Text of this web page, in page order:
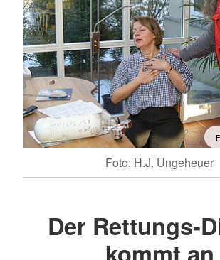
Foto: H.J. Ungeheuer
Der Rettungs-